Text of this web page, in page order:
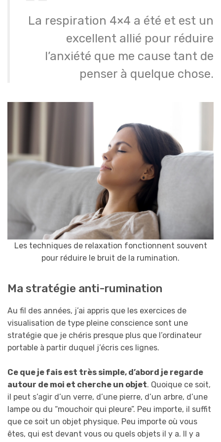
La respiration 4×4 a été et est un
excellent allié pour réduire
l’anxiété que me cause tant de
penser à quelque chose.
Les techniques de relaxation fonctionnent souvent
pour réduire le bruit de la rumination.
Ma stratégie anti-rumination
Au fil des années, j’ai appris que les exercices de
visualisation de type pleine conscience sont une
stratégie que je chéris presque plus que l’ordinateur
portable à partir duquel j’écris ces lignes.
Ce que je fais est très simple, d’abord je regarde
autour de moi et cherche un objet. Quoique ce soit,
il peut s’agir d’un verre, d’une pierre, d’un arbre, d’une
lampe ou du “mouchoir qui pleure”. Peu importe, il suffit
que ce soit un objet physique. Peu importe où vous
êtes, qui est devant vous ou quels objets il y a. Il y a